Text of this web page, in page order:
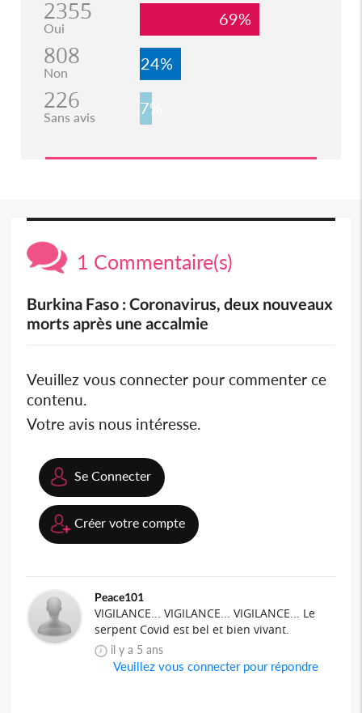
2355
Oui 69%
808
Non 24%
226
Sans avis 7%
1 Commentaire(s)
Burkina Faso : Coronavirus, deux nouveaux
morts après une accalmie
Veuillez vous connecter pour commenter ce
contenu.
Votre avis nous intéresse.
Se Connecter
Créer votre compte
Peace101
VIGILANCE... VIGILANCE... VIGILANCE... Le
serpent Covid est bel et bien vivant.
il y a 5 ans
Veuillez vous connecter pour répondre